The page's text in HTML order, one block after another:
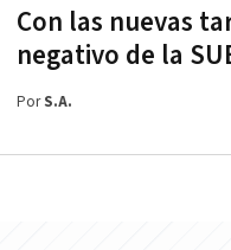
Con las nuevas
negativo de la
PorS.A.